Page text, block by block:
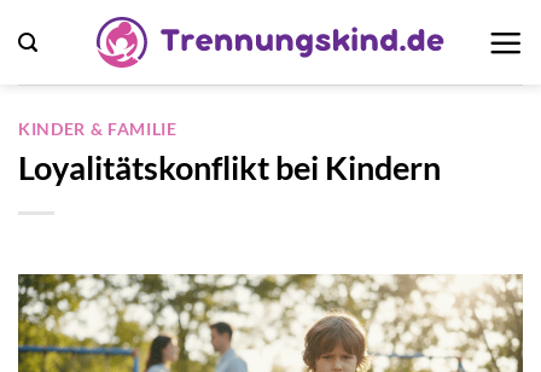
Inhalt
springen
KINDER & FAMILIE
Loyalitätskonflikt bei Kindern